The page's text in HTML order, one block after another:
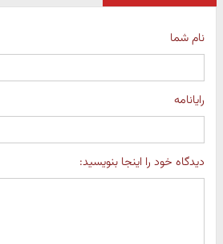
نام شما
رایانامه
دیدگاه خود را اینجا بنویسید: